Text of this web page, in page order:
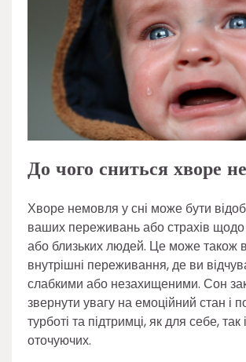
До чого сниться хворе
Хворе немовля у сні може бути
ваших переживань або страхів
або близьких людей. Це може також
внутрішні переживання, де ви
слабкими або незахищеними. Сон
звернути увагу на емоційний стан і
турботі та підтримці, як для себе, так
оточуючих.